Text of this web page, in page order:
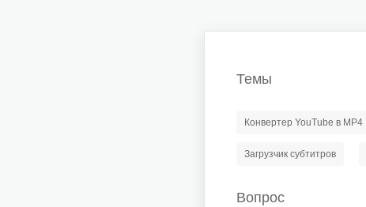
Темы
Конвертер YouTube в MP4
Загрузчик субтитров
Вопрос